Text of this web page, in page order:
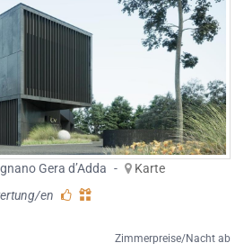
Gera dʼAdda -
Karte
en
Zimmerpreise/Nacht ab